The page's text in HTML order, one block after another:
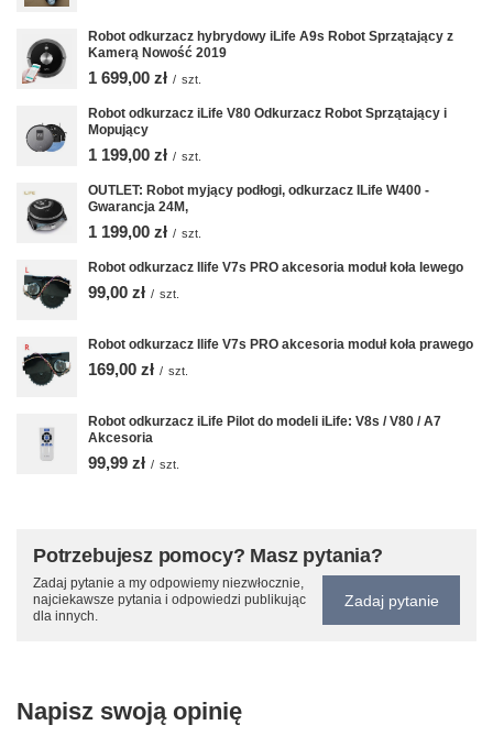
Robot odkurzacz hybrydowy iLife A9s Robot Sprzątający z
Kamerą Nowość 2019
1 699,00 zł / szt.
Robot odkurzacz iLife V80 Odkurzacz Robot Sprzątający i
Mopujący
1 199,00 zł / szt.
OUTLET: Robot myjący podłogi, odkurzacz ILife W400 -
Gwarancja 24M,
1 199,00 zł / szt.
Robot odkurzacz Ilife V7s PRO akcesoria moduł koła lewego
99,00 zł / szt.
Robot odkurzacz Ilife V7s PRO akcesoria moduł koła prawego
169,00 zł / szt.
Robot odkurzacz iLife Pilot do modeli iLife: V8s / V80 / A7
Akcesoria
99,99 zł / szt.
Potrzebujesz pomocy? Masz pytania?
Zadaj pytanie a my odpowiemy niezwłocznie,
najciekawsze pytania i odpowiedzi publikując
dla innych.
Zadaj pytanie
Napisz swoją opinię